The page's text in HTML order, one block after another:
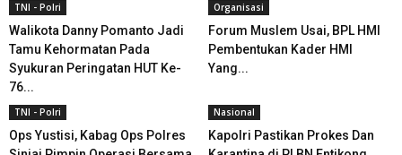
TNI - Polri
Walikota Danny Pomanto Jadi
Tamu Kehormatan Pada
Syukuran Peringatan HUT Ke-
76...
Organisasi
Forum Muslem Usai, BPL HMI
Pembentukan Kader HMI
Yang...
TNI - Polri
Ops Yustisi, Kabag Ops Polres
Nasional
Kapolri Pastikan Prokes Dan